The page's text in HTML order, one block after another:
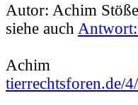
Autor: Achim
siehe auch
Achim
tierrechtsforen.de/